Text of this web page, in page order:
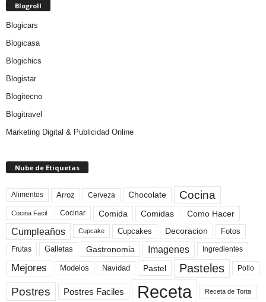
Blogroll
Blogicars
Blogicasa
Blogichics
Blogistar
Blogitecno
Blogitravel
Marketing Digital & Publicidad Online
Nube de Etiquetas
Alimentos Arroz Cerveza Chocolate Cocina
Cocina Facil Cocinar Comida Comidas Como Hacer
Cumpleaños Cupcake Cupcakes Decoracion Fotos
Frutas Galletas Gastronomia Imagenes Ingredientes
Mejores Modelos Navidad Pastel Pasteles Pollo
Postres Postres Faciles Receta Receta de Torta